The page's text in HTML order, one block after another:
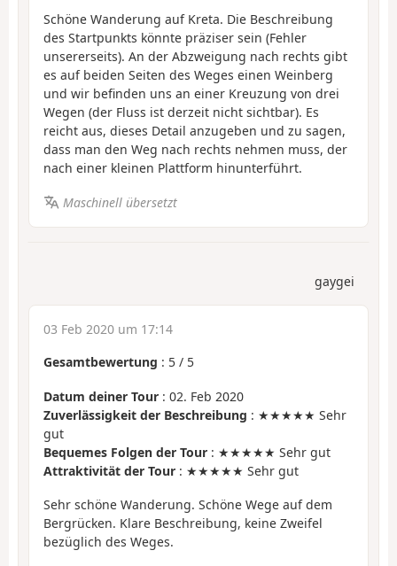
Schöne Wanderung auf Kreta. Die Beschreibung
des Startpunkts könnte präziser sein (Fehler
unsererseits). An der Abzweigung nach rechts gibt
es auf beiden Seiten des Weges einen Weinberg
und wir befinden uns an einer Kreuzung von drei
Wegen (der Fluss ist derzeit nicht sichtbar). Es
reicht aus, dieses Detail anzugeben und zu sagen,
dass man den Weg nach rechts nehmen muss, der
nach einer kleinen Plattform hinunterführt.
Maschinell übersetzt
gaygei
03 Feb 2020 um 17:14
Gesamtbewertung : 5 / 5
Datum deiner Tour : 02. Feb 2020
Zuverlässigkeit der Beschreibung : ★★★★★ Sehr
gut
Bequemes Folgen der Tour : ★★★★★ Sehr gut
Attraktivität der Tour : ★★★★★ Sehr gut
Sehr schöne Wanderung. Schöne Wege auf dem
Bergrücken. Klare Beschreibung, keine Zweifel
bezüglich des Weges.